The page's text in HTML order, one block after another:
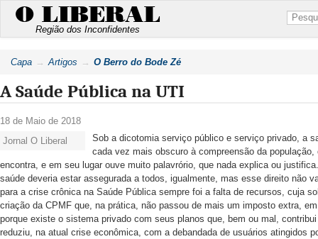
O LIBERAL
Região dos Inconfidentes
Capa Artigos O Berro do Bode Zé
A Saúde Pública na UTI
18 de Maio de 2018
Jornal O Liberal
Sob a dicotomia serviço público e serviço privado, a
cada vez mais obscuro à compreensão da
encontra, e em seu lugar ouve muito palavrório, que nada explica ou
saúde deveria estar assegurada a todos, igualmente, mas esse direito não
para a crise crônica na Saúde Pública sempre foi a falta de recursos, cuja
criação da CPMF que, na prática, não passou de mais um imposto extra,
porque existe o sistema privado com seus planos que, bem ou mal,
reduziu, na atual crise econômica, com a debandada de usuários atingidos